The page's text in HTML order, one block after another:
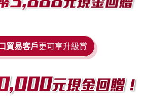
貿易客戶更可享升級賞